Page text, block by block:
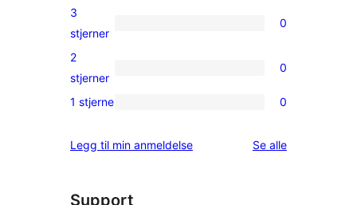
4-
star
0
3-
star
3
stjerner
0
0
2-
reviews
2
stjerner
0
0
star
1 stjerne 0
Legg til min anmeldelse Se alleomtalene
Support